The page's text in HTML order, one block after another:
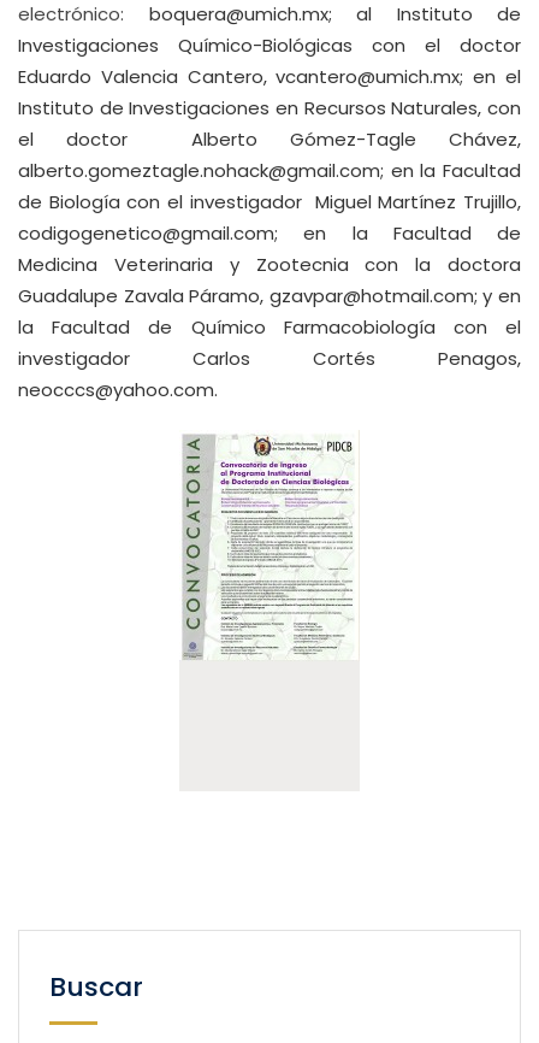
electrónico:
boquera@umich.mx; al Instituto de
Investigaciones Químico-Biológicas con el doctor
Eduardo Valencia Cantero,vcantero@umich.mx; en el
Instituto de Investigaciones en Recursos Naturales, con
el doctor Alberto Gómez-Tagle Chávez,
alberto.gomeztagle.nohack@gmail.com; en la Facultad
de Biología con el investigador Miguel Martínez Trujillo,
codigogenetico@gmail.com; en la Facultad de
Medicina Veterinaria y Zootecnia con la doctora
Guadalupe Zavala Páramo, gzavpar@hotmail.com; y en
la Facultad de Químico Farmacobiología con el
investigador Carlos Cortés Penagos,
neocccs@yahoo.com.
Buscar